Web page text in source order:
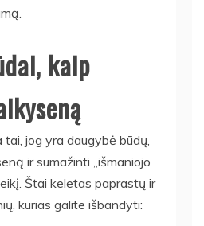
kaip
tai, jog yra daugybė būdų,
ir sumažinti „išmaniojo
Štai keletas paprastų ir
kurias galite išbandyti: